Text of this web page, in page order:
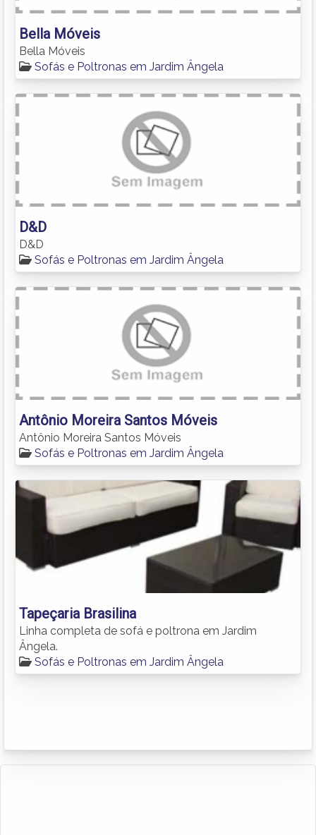
Bella Móveis
Bella Móveis
Sofás e Poltronas em Jardim Ângela
D&D
D&D
Sofás e Poltronas em Jardim Ângela
Antônio Moreira Santos Móveis
Antônio Moreira Santos Móveis
Sofás e Poltronas em Jardim Ângela
Tapeçaria Brasilina
Linha completa de sofá e poltrona em Jardim
Ângela.
Sofás e Poltronas em Jardim Ângela